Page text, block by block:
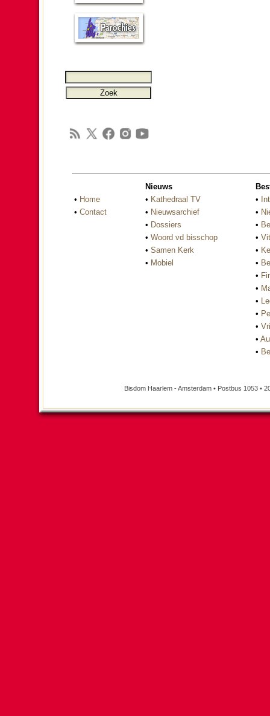
• Home
• Contact
Nieuws
• Kathedraal TV
• Nieuwsarchief
• Dossiers
• Woord vd bisschop
• Samen Kerk
• Mobiel
•
•
•
•
•
•
•
•
•
•
•
•
•
Bisdom Haarlem - Amsterdam • Postbus 1053 •